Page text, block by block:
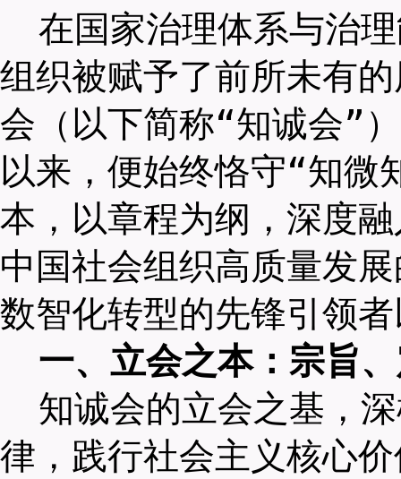
在国家治理体系与治
组织被赋予了前所未有
会（以下简称“知诚会”
以来，便始终恪守“知微
本，以章程为纲，深度
中国社会组织高质量发
数智化转型的先锋引领
一、立会之本：宗旨
知诚会的立会之基，
律，践行社会主义核心